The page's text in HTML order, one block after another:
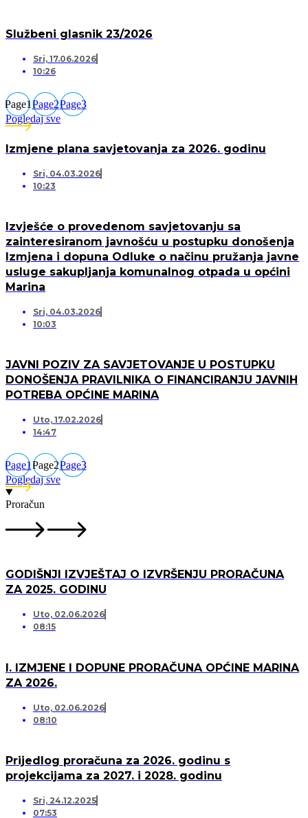
Službeni glasnik 23/2026
Sri, 17.06.2026
10:26
Page1Page2Page3
Pogledaj sve
Izmjene plana savjetovanja za 2026. godinu
Sri, 04.03.2026
10:23
Izvješće o provedenom savjetovanju sa
zainteresiranom javnošću u postupku donošenja
Izmjena i dopuna Odluke o načinu pružanja javne
usluge sakupljanja komunalnog otpada u općini
Marina
Sri, 04.03.2026
10:03
JAVNI POZIV ZA SAVJETOVANJE U POSTUPKU
DONOŠENJA PRAVILNIKA O FINANCIRANJU JAVNIH
POTREBA OPĆINE MARINA
Uto, 17.02.2026
14:47
Page1Page2Page3
Pogledaj sve
Proračun
GODIŠNJI IZVJEŠTAJ O IZVRŠENJU PRORAČUNA
ZA 2025. GODINU
Uto, 02.06.2026
08:15
I. IZMJENE I DOPUNE PRORAČUNA OPĆINE MARINA
ZA 2026.
Uto, 02.06.2026
08:10
Prijedlog proračuna za 2026. godinu s
projekcijama za 2027. i 2028. godinu
Sri, 24.12.2025
07:53